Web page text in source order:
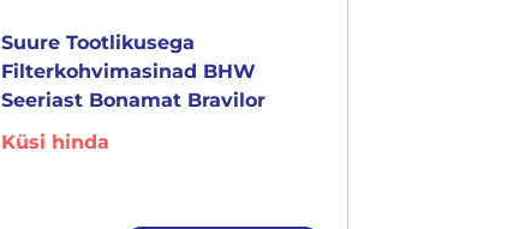
Suure Tootlikusega
Filterkohvimasinad BHW
Seeriast Bonamat Bravilor
Küsi hinda